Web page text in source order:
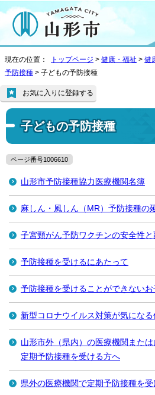
現在の位置： トップページ > 健康・福祉 > 健
予防接種 > 子どもの予防接種
子どもの予防接種
お気に入りに登録する
ページ番号1006610
山形市予防接種協力医療機関名簿
麻しん・風しん（MR）予防接種の
子宮頸がん予防ワクチンの安全性
予防接種を受けるにあたって
予防接種を受けることができないお
新型コロナウイルス対策が気にな
山形市外（県内）の医療機関また
定期予防接種を受ける方へ
県外の医療機関で定期予防接種を